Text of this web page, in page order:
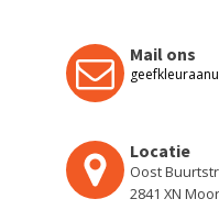
Mail ons
Locatie
Oost
2841 XN